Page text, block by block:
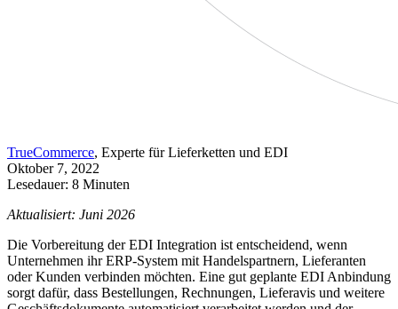
TrueCommerce, Experte für Lieferketten und EDI
Oktober 7, 2022
Lesedauer: 8 Minuten
Aktualisiert: Juni 2026
Die Vorbereitung der EDI Integration ist entscheidend, wenn
Unternehmen ihr ERP-System mit Handelspartnern, Lieferanten
oder Kunden verbinden möchten. Eine gut geplante EDI Anbindung
sorgt dafür, dass Bestellungen, Rechnungen, Lieferavis und weitere